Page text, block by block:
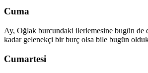
Cuma
Ay, Oğlak burcundaki ilerlemesine bugün de
kadar gelenekçi bir burç olsa bile bugün
Cumartesi